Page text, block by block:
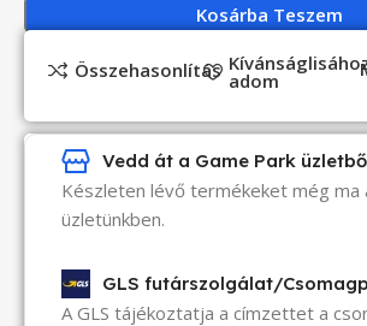
Kosárba Teszem
Összehasonlítás adom
Vedd át a Game Park
Készleten lévő termékeket még ma
üzletünkben.
GLS futárszolgálat/
A GLS tájékoztatja a címzettet a